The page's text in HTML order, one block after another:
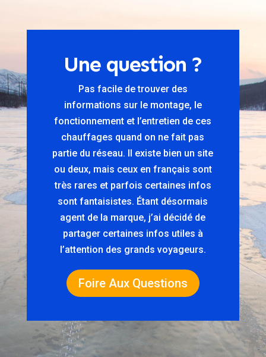
Une question ?
Pas facile de trouver des
informations sur le montage, le
fonctionnement et l’entretien de ces
chauffages quand on ne fait pas
partie du réseau. Il existe bien un site
ou deux, mais ceux en français sont
très rares et parfois certaines infos
sont fantaisistes. Étant désormais
agent de la marque, j’ai décidé de
partager certaines infos utiles à
l’attention des grands voyageurs.
Foire Aux Questions